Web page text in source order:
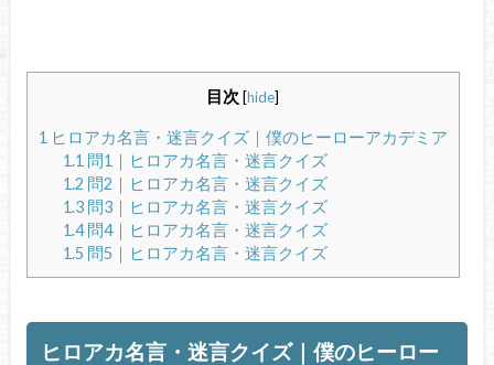
目次 [hide]
1 ヒロアカ名言・迷言クイズ｜僕のヒーローアカデミア
1.1 問1｜ヒロアカ名言・迷言クイズ
1.2 問2｜ヒロアカ名言・迷言クイズ
1.3問3｜ヒロアカ名言・迷言クイズ
1.4問4｜ヒロアカ名言・迷言クイズ
1.5 問5｜ヒロアカ名言・迷言クイズ
ヒロアカ名言・迷言クイズ｜僕のヒーロー